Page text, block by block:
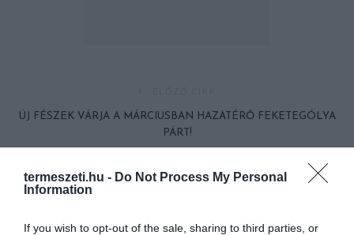
termeszeti.hu - Do Not Process My Personal
Information
If you wish to opt-out of the sale, sharing to third parties, or
ÚJ FÉSZEK VÁRJA A MÁRCIUSBAN HAZATÉRŐ FEKETEGÓLYA
PÁRT!
KÖVETKEZŐ CIKK